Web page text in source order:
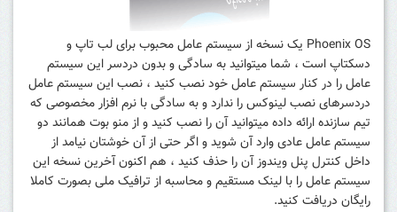
Phoenix OS یک نسخه از سیستم عامل محبوب برای لب تاپ و
دسکتاپ است ، شما میتوانید به سادگی و بدون دردسر این سیستم
عامل را در کنار سیستم عامل خود نصب کنید ، نصب این سیستم عامل
دردسرهای نصب لینوکس را ندارد و به سادگی با نرم افزار مخصوصی که
تیم سازنده ارائه داده میتوانید آن را نصب کنید و از منو بوت همانند دو
سیستم عامل عادی وارد آن شوید و اگر حتی از آن خوشتان نیامد از
داخل کنترل پنل ویندوز آن را حذف کنید ، هم اکنون آخرین نسخه این
سیستم عامل را با لینک مستقیم و محاسبه از ترافیک ملی بصورت کاملا
رایگان دریافت کنید.